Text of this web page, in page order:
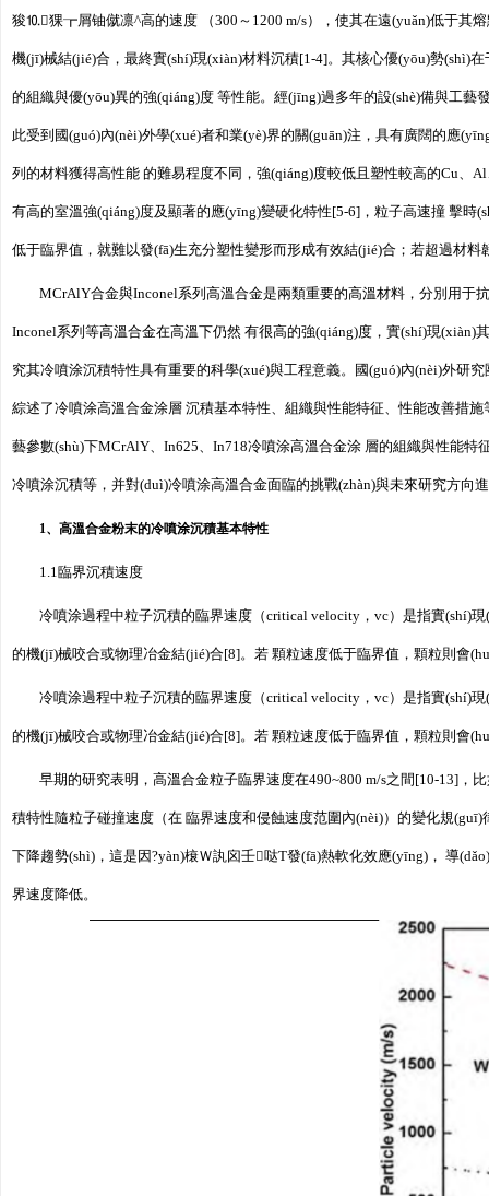
狻⒑猓┲屑铀僦凛^高的速度 （300～1200 m/s），使其在遠(yuǎn)低于其
機(jī)械結(jié)合，最終實(shí)現(xiàn)材料沉積[1-4]。其核心優(yōu)勢(shì)
的組織與優(yōu)異的強(qiáng)度 等性能。經(jīng)過多年的設(shè)備與工
此受到國(guó)內(nèi)外學(xué)者和業(yè)界的關(guān)注，具有廣闊的應
列的材料獲得高性能 的難易程度不同，強(qiáng)度較低且塑性較高的Cu、
有高的室溫強(qiáng)度及顯著的應(yīng)變硬化特性[5-6]，粒子高速撞 擊
低于臨界值，就難以發(fā)生充分塑性變形而形成有效結(jié)合；若超過材
MCrAlY合金與Inconel系列高溫合金是兩類重要的高溫材料，分別用于
Inconel系列等高溫合金在高溫下仍然 有很高的強(qiáng)度，實(shí)現
究其冷噴涂沉積特性具有重要的科學(xué)與工程意義。國(guó)內(nèi)外研
綜述了冷噴涂高溫合金涂層 沉積基本特性、組織與性能特征、性能改善措
藝參數(shù)下MCrAlY、In625、In718冷噴涂高溫合金涂 層的組織與性能
冷噴涂沉積等，并對(duì)冷噴涂高溫合金面臨的挑戰(zhàn)與未來研究方向
1、高溫合金粉末的冷噴涂沉積基本特性
1.1臨界沉積速度
冷噴涂過程中粒子沉積的臨界速度（critical velocity，vc）是指實(shí)
的機(jī)械咬合或物理冶金結(jié)合[8]。若 顆粒速度低于臨界值，顆粒則會
冷噴涂過程中粒子沉積的臨界速度（critical velocity，vc）是指實(shí)
的機(jī)械咬合或物理冶金結(jié)合[8]。若 顆粒速度低于臨界值，顆粒則會
早期的研究表明，高溫合金粒子臨界速度在490~800 m/s之間[10-13]，
積特性隨粒子碰撞速度（在 臨界速度和侵蝕速度范圍內(nèi)）的變化規
下降趨勢(shì)，這是因?yàn)榱Ｗ訙囟壬哒T發(fā)熱軟化效應(yīng)， 導
界速度降低。